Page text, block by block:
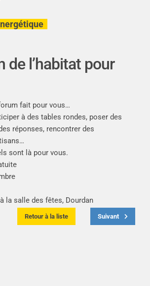
de l’habitat pour
fait pour vous…
à des tables rondes, poser des
réponses, rencontrer des
sont là pour vous.
à la salle des fêtes, Dourdan
Retour à la liste Suivant